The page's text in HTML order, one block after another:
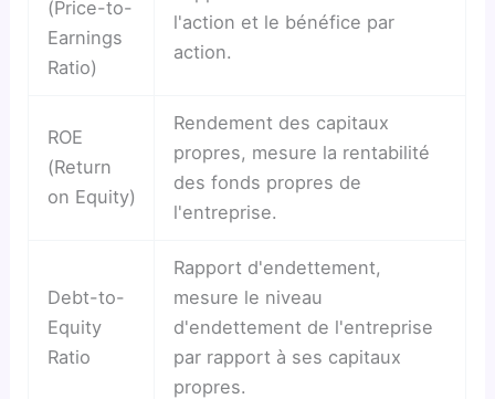
(Price-to-
Earnings
Ratio)
l'action et le bénéfice par
action.
ROE
(Return
on Equity)
Rendement des capitaux
propres, mesure la rentabilité
des fonds propres de
l'entreprise.
Debt-to-
Equity
Ratio
Rapport d'endettement,
mesure le niveau
d'endettement de l'entreprise
par rapport à ses capitaux
propres.